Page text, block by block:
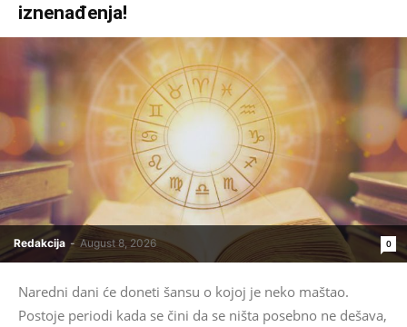
iznenađenja!
Redakcija - August 8, 2026 0
Naredni dani će doneti šansu o kojoj je neko maštao.
Postoje periodi kada se čini da se ništa posebno ne dešava,